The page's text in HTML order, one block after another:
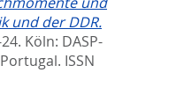
und der DDR.
Köln: DASP-
ISSN